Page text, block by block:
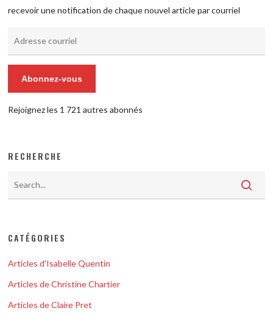
recevoir une notification de chaque nouvel article par courriel
Abonnez-vous
Rejoignez les 1 721 autres abonnés
RECHERCHE
CATÉGORIES
Articles d'Isabelle Quentin
Articles de Christine Chartier
Articles de Claire Pret